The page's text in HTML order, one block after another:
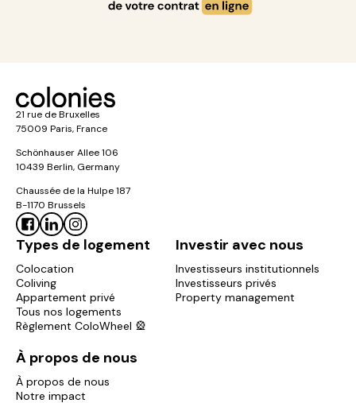
21 rue de Bruxelles
75009 Paris, France
Schönhauser Allee 106
10439 Berlin, Germany
Chaussée de la Hulpe 187
B-1170 Brussels
Types de logement
Colocation
Coliving
Appartement privé
Tous nos logements
Règlement ColoWheel 🎡
Investir avec nous
Investisseurs institutionnels
Investisseurs privés
Property management
À propos de nous
À propos de nous
Notre impact